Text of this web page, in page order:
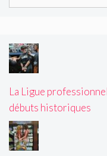
La Ligue
débuts historiques